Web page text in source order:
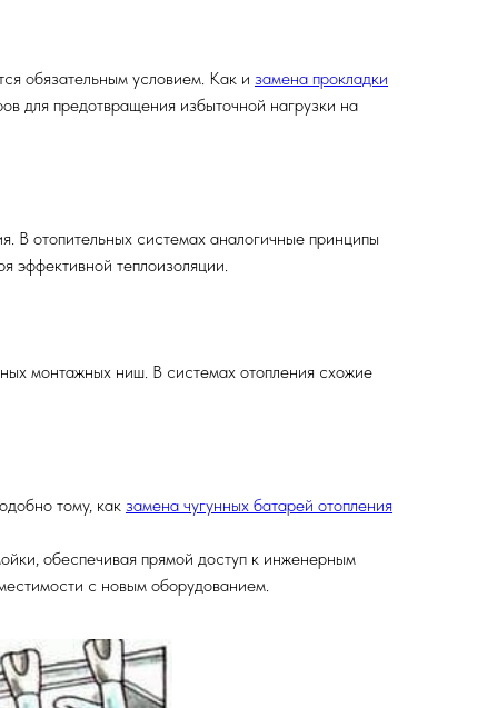
обязательным условием. Как и замена прокладки
для предотвращения избыточной нагрузки на
В отопительных системах аналогичные принципы
эффективной теплоизоляции.
монтажных ниш. В системах отопления схожие
тому, как замена чугунных батарей отопления
обеспечивая прямой доступ к инженерным
с новым оборудованием.